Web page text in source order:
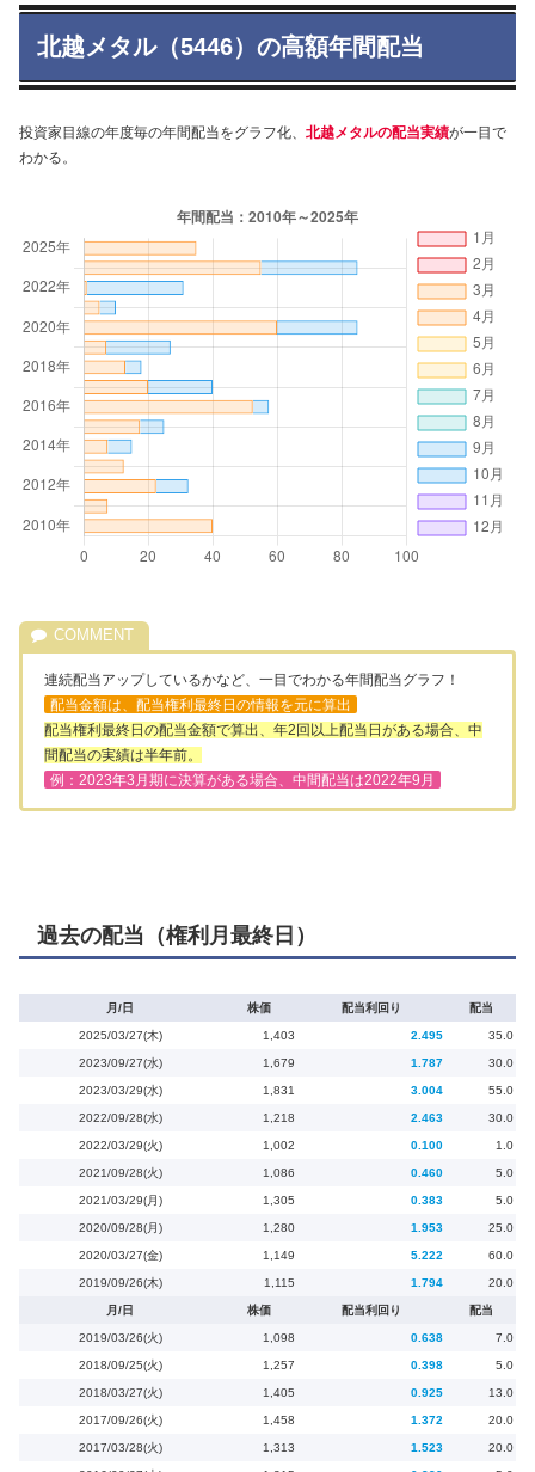
北越メタル（5446）の高額年間配当
投資家目線の年度毎の年間配当をグラフ化、 北越メタルの配当実績が一目で
わかる。
連続配当アップしているかなど、一目でわかる年間配当グラフ！
配当金額は、配当権利最終日の情報を元に算出
配当権利最終日の配当金額で算出、年2回以上配当日がある場合、中
間配当の実績は半年前。
例：2023年3月期に決算がある場合、中間配当は2022年9月
過去の配当（権利月最終日）
月/日 株価 配当利回り 配当
2025/03/27(木) 1,403 2.495 35.0
2023/09/27(水) 1,679 1.787 30.0
2023/03/29(水) 1,831 3.004 55.0
2022/09/28(水) 1,218 2.463 30.0
2022/03/29(火) 1,002 0.100 1.0
2021/09/28(火) 1,086 0.460 5.0
2021/03/29(月) 1,305 0.383 5.0
2020/09/28(月) 1,280 1.953 25.0
2020/03/27(金) 1,149 5.222 60.0
2019/09/26(木) 1,115 1.794 20.0
月/日 株価 配当利回り 配当
2019/03/26(火) 1,098 0.638 7.0
2018/09/25(火) 1,257 0.398 5.0
2018/03/27(火) 1,405 0.925 13.0
2017/09/26(火) 1,458 1.372 20.0
2017/03/28(火) 1,313 1.523 20.0